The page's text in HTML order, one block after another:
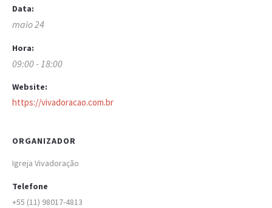
Data:
maio 24
Hora:
09:00 - 18:00
Website:
https://vivadoracao.com.br
ORGANIZADOR
Igreja Vivadoração
Telefone
+55 (11) 98017-4813